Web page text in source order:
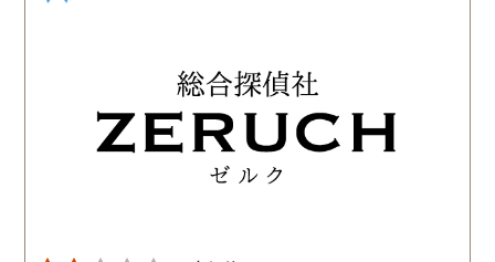
も最初の打ち合わせで詳し
く説明頂いたので、 自分の
中で予想が立てやすかった
です。 自分は離婚という道
を選びましたが、それぞれ
も一緒に考えてもらえると
完璧な報告書で訴訟に臨
ました。 今は幸せです
ちらへお願いして本当に
かった。